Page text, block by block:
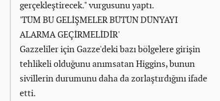
gerçekleştirecek." vurgusunu yaptı.
'TÜM BU GELİŞMELER BÜTÜN DÜNYAYI
ALARMA GEÇİRMELİDİR'
Gazzeliler için Gazze'deki bazı bölgelere girişin
tehlikeli olduğunu anımsatan Higgins, bunun
sivillerin durumunu daha da zorlaştırdığını ifade
etti.